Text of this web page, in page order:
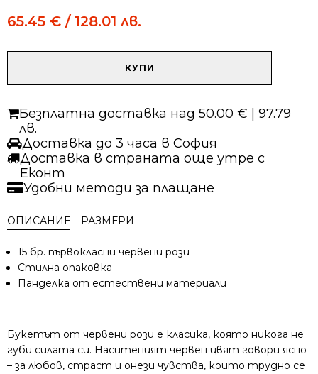
was:
/
is:
/
65.45 € / 128.01 лв.
от
червени
рози
|
бр.
КУПИ
Безплатна доставка над 50.00 € | 97.79
лв.
Доставка до 3 часа в София
Доставка в страната още утре с
Еконт
Удобни методи за плащане
ОПИСАНИЕ РАЗМЕРИ
15 бр. първокласни червени рози
Стилна опаковка
Панделка от естествени материали
Букетът от червени рози е класика, която никога не
губи силата си. Наситеният червен цвят говори ясно
– за любов, страст и онези чувства, които трудно се